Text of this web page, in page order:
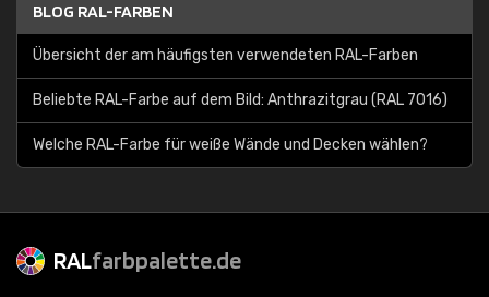
BLOG RAL-FARBEN
Übersicht der am häufigsten verwendeten RAL-Farben
Beliebte RAL-Farbe auf dem Bild: Anthrazitgrau (RAL 7016)
Welche RAL-Farbe für weiße Wände und Decken wählen?
RALfarbpalette.de